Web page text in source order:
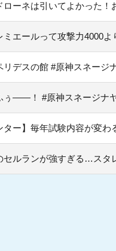
ローネは引いてよかった！
ミエールって攻撃力4000
リデスの館 #原神スネー
ぅ——！ #原神スネージナ
ター】毎年試験内容が変
セルランが強すぎる…ス